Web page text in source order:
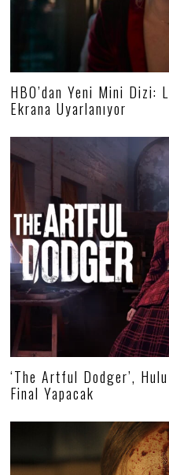
HBO’dan Yeni Mini Dizi:
Ekrana Uyarlanıyor
‘The Artful Dodger’,
Final Yapacak